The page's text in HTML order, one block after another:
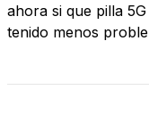
ahora si que pilla
tenido menos